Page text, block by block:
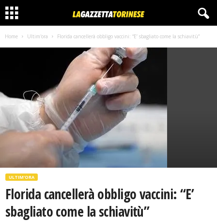
Home Ultim'ora Florida cancellerà obbligo vaccini: “E’ sbagliato come la schiavitù”
ULTIM'ORA
Florida cancellerà obbligo vaccini: “E’
sbagliato come la schiavitù”